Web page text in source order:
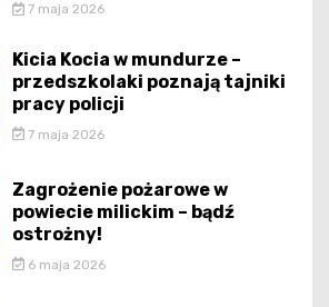
7 maja 2026
Kicia Kocia w mundurze –
przedszkolaki poznają tajniki
pracy policji
7 maja 2026
Zagrożenie pożarowe w
powiecie milickim – bądź
ostrożny!
6 maja 2026